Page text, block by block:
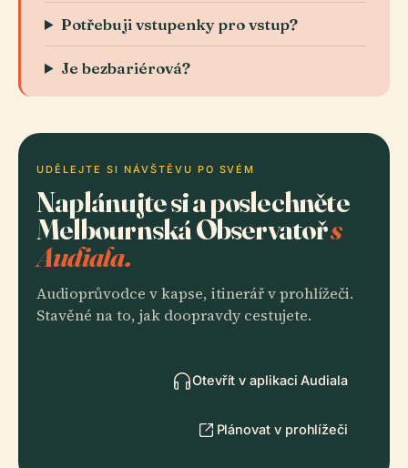
Potřebuji vstupenky pro vstup?
Je bezbariérová?
UDĚLEJTE SI NÁVŠTĚVU PO SVÉM
Naplánujte si a poslechněte
Melbournská Observatořs
Audiala.
Audioprůvodce v kapse, itinerář v prohlížeči.
Stavěné na to, jak doopravdy cestujete.
Otevřít v aplikaci Audiala
Plánovat v prohlížeči